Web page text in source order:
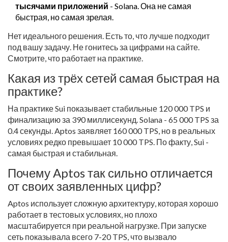
тысячами приложений - Solana. Она не самая
быстрая, но самая зрелая.
Нет идеального решения. Есть то, что лучше подходит
под вашу задачу. Не гонитесь за цифрами на сайте.
Смотрите, что работает на практике.
Какая из трёх сетей самая быстрая на
практике?
На практике Sui показывает стабильные 120 000 TPS и
финализацию за 390 миллисекунд. Solana - 65 000 TPS за
0.4 секунды. Aptos заявляет 160 000 TPS, но в реальных
условиях редко превышает 10 000 TPS. По факту, Sui -
самая быстрая и стабильная.
Почему Aptos так сильно отличается
от своих заявленных цифр?
Aptos использует сложную архитектуру, которая хорошо
работает в тестовых условиях, но плохо
масштабируется при реальной нагрузке. При запуске
сеть показывала всего 7-20 TPS, что вызвало